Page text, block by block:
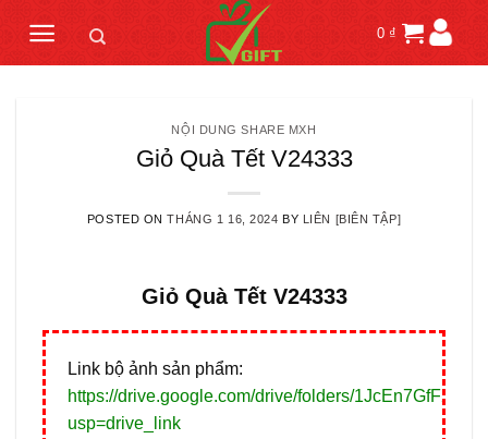
content
0 ₫
NỘI DUNG SHARE MXH
Giỏ Quà Tết V24333
POSTED ONTHÁNG 1 16, 2024 BY LIÊN [BIÊN TẬP]
Giỏ Quà Tết V24333
Link bộ ảnh sản phẩm:
https://drive.google.com/drive/folders/
usp=drive_link